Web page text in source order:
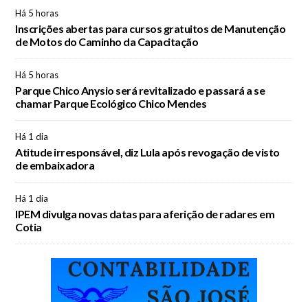
Há 5 horas
Inscrições abertas para cursos gratuitos de Manutenção
de Motos do Caminho da Capacitação
Há 5 horas
Parque Chico Anysio será revitalizado e passará a se
chamar Parque Ecológico Chico Mendes
Há 1 dia
Atitude irresponsável, diz Lula após revogação de visto
de embaixadora
Há 1 dia
IPEM divulga novas datas para aferição de radares em
Cotia